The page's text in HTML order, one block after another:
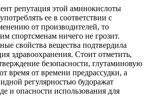
репутация этой аминокислоты
ее в соответствии с
от производителей, то
спортсменам ничего не грозит.
свойства вещества подтвердила
здравоохранения. Стоит отметить,
безопасности, глутаминовую
время от времени предрассудки, а
регулярностью будоражат
и опасности использования для